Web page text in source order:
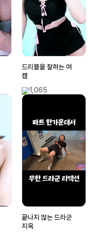
드리블을 잘하는 여
캠
1,065
끝나지 않는 드라군
지옥